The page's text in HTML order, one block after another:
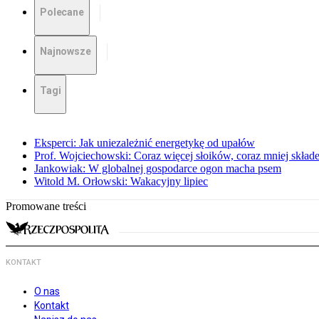
Polecane
Najnowsze
Tagi
Eksperci: Jak uniezależnić energetykę od upałów
Prof. Wojciechowski: Coraz więcej słoików, coraz mniej
Jankowiak: W globalnej gospodarce ogon macha psem
Witold M. Orłowski: Wakacyjny lipiec
Promowane treści
KONTAKT
O nas
Kontakt